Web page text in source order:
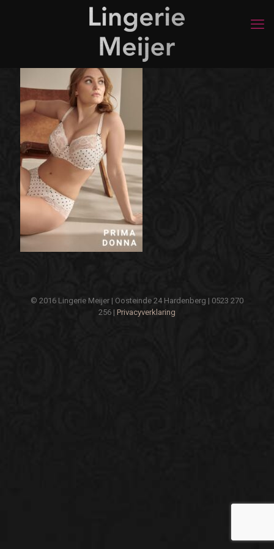
© 2016 Lingerie Meijer | Oosteinde 24 Hardenberg | 0523 270
256 | Privacyverklaring